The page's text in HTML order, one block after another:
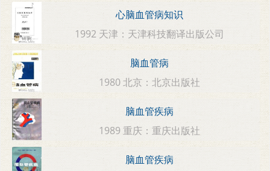
心脑血管病知识
1992 天津：天津科技翻译出版公司
脑血管病
1980 北京：北京出版社
脑血管疾病
1989 重庆：重庆出版社
脑血管疾病